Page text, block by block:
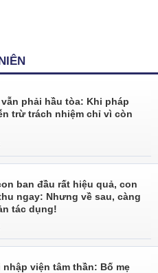
phải hầu tòa: Khi pháp
trừ trách nhiệm chỉ vì còn
ban đầu rất hiệu quả, con
ngay: Nhưng về sau, càng
tác dụng!
nhập viện tâm thần: Bố mẹ